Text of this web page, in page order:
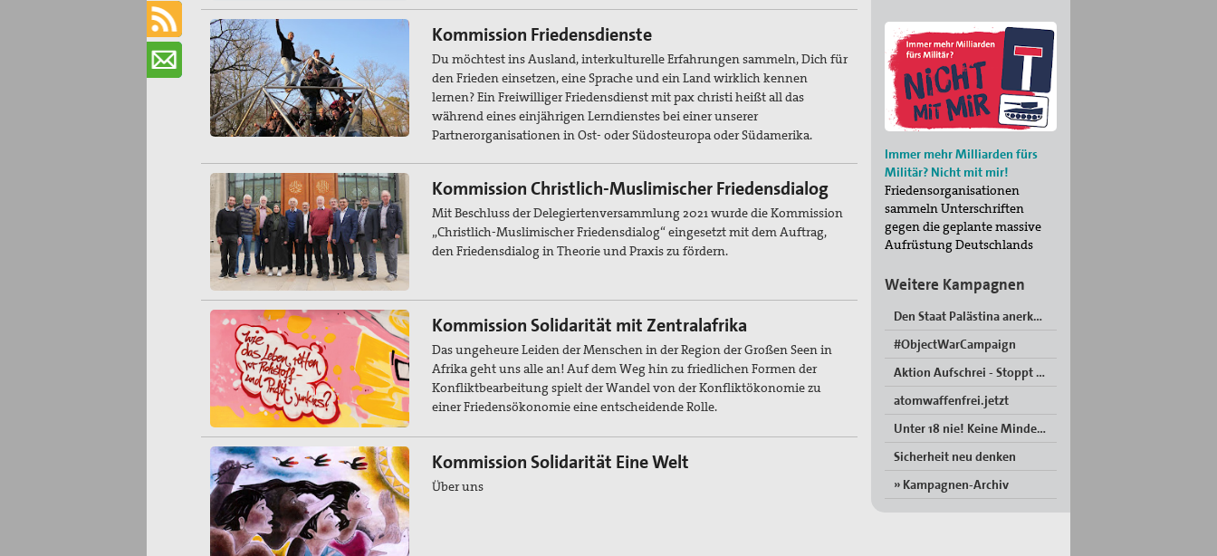
Kommission Friedensdienste
Du möchtest ins Ausland, interkulturelle Erfahrungen sammeln, Dich für
den Frieden einsetzen, eine Sprache und ein Land wirklich kennen
lernen? Ein Freiwilliger Friedensdienst mit pax christi heißt all das
während eines einjährigen Lerndienstes bei einer unserer
Partnerorganisationen in Ost- oder Südosteuropa oder Südamerika.
Kommission Christlich-Muslimischer Friedensdialog
Mit Beschluss der Delegiertenversammlung 2021 wurde die Kommission
„Christlich-Muslimischer Friedensdialog“ eingesetzt mit dem Auftrag,
den Friedensdialog in Theorie und Praxis zu fördern.
Kommission Solidarität mit Zentralafrika
Das ungeheure Leiden der Menschen in der Region der Großen Seen in
Afrika geht uns alle an! Auf dem Weg hin zu friedlichen Formen der
Konfliktbearbeitung spielt der Wandel von der Konfliktökonomie zu
einer Friedensökonomie eine entscheidende Rolle.
Kommission Solidarität Eine Welt
Über uns
Immer mehr Milliarden fürs
Militär? Nicht mit mir!
Friedensorganisationen
sammeln Unterschriften
gegen die geplante massive
Aufrüstung Deutschlands
Weitere Kampagnen
Den Staat Palästina anerkennen!
#ObjectWarCampaign
Aktion Aufschrei - Stoppt den Waffenhandel!
atomwaffenfrei.jetzt
Unter 18 nie! Keine Minderjährigen in der Bundeswehr“
Sicherheit neu denken
» Kampagnen-Archiv